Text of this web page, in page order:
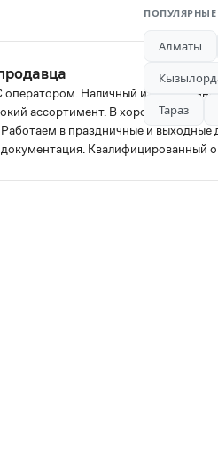
оператором. Наличный и
ассортимент. В хорошем
в праздничные и выходные
Квалифицированный
Алматы
Тараз